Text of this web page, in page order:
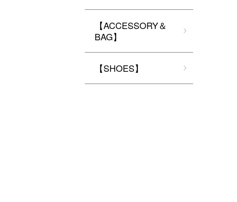
【ACCESSORY＆
BAG】
【SHOES】